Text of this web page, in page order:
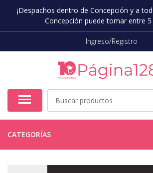
¡Despachos dentro de Concepción y a
Concepción puede tomar entre 5
Ingreso/Registro
CATEGORÍAS